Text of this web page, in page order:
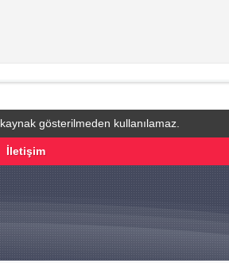
gösterilmeden kullanılamaz.
İletişim